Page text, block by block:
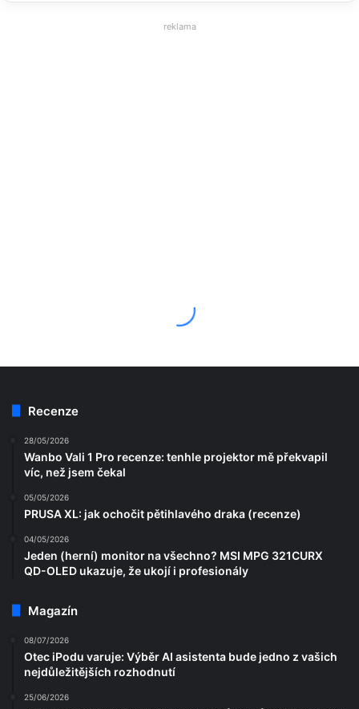
Recenze
28/05/2026
Wanbo Vali 1 Pro recenze: tenhle projektor mě překvapil
víc, než jsem čekal
05/05/2026
PRUSA XL: jak ochočit pětihlavého draka (recenze)
04/05/2026
Jeden (herní) monitor na všechno? MSI MPG 321CURX
QD-OLED ukazuje, že ukojí i profesionály
Magazín
08/07/2026
Otec iPodu varuje: Výběr AI asistenta bude jedno z vašich
nejdůležitějších rozhodnutí
25/06/2026